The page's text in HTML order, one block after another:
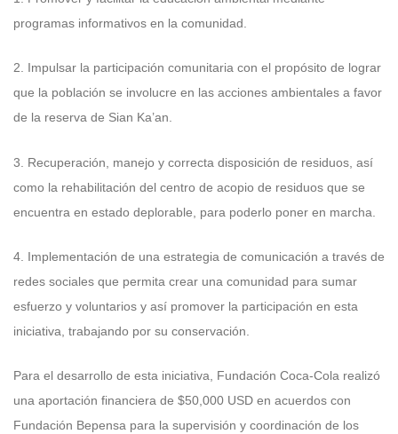
programas informativos en la comunidad.
2. Impulsar la participación comunitaria con el propósito de lograr
que la población se involucre en las acciones ambientales a favor
de la reserva de Sian Ka’an.
3. Recuperación, manejo y correcta disposición de residuos, así
como la rehabilitación del centro de acopio de residuos que se
encuentra en estado deplorable, para poderlo poner en marcha.
4. Implementación de una estrategia de comunicación a través de
redes sociales que permita crear una comunidad para sumar
esfuerzo y voluntarios y así promover la participación en esta
iniciativa, trabajando por su conservación.
Para el desarrollo de esta iniciativa, Fundación Coca-Cola realizó
una aportación financiera de $50,000 USD en acuerdos con
Fundación Bepensa para la supervisión y coordinación de los